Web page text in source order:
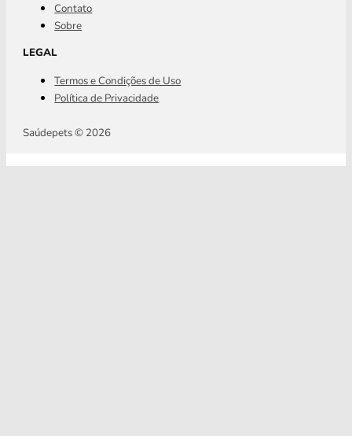
Contato
Sobre
LEGAL
Termos e Condições de Uso
Política de Privacidade
Saúdepets © 2026